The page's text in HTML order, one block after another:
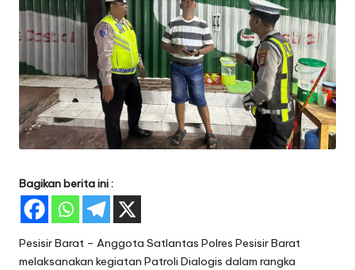
Bagikan berita ini :
Pesisir Barat – Anggota Satlantas Polres Pesisir Barat
melaksanakan kegiatan Patroli Dialogis dalam rangka